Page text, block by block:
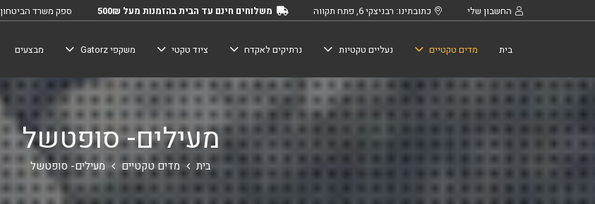
החשבון שלי כתובתינו: רבניצקי 6, פתח תקווה משלוחים חינם עד הבית בהזמנות מעל 500₪ ספק משרד הביטחון
בית מדים טקטיים נעליים טקטיות נרתיקים לאקדח ציוד טקטי משקפי Gatorz מבצעים
מעילים- סופטשל
בית מדים טקטיים מעילים- סופטשל